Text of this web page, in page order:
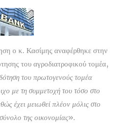
ο κ. Κασίμης αναφέρθηκε στην
του αγροδιατροφικού τομέα,
του πρωτογενούς τομέα
με τη συμμετοχή του τόσο στο
έχει μειωθεί πλέον μόλις στο
της οικονομίας».